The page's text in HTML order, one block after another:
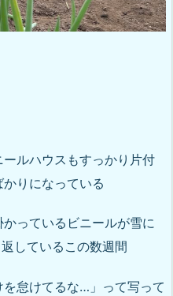
ルハウスもすっかり片付
りになっている
っているビニールが雪に
しているこの数週間
怠けてるな…」って写って